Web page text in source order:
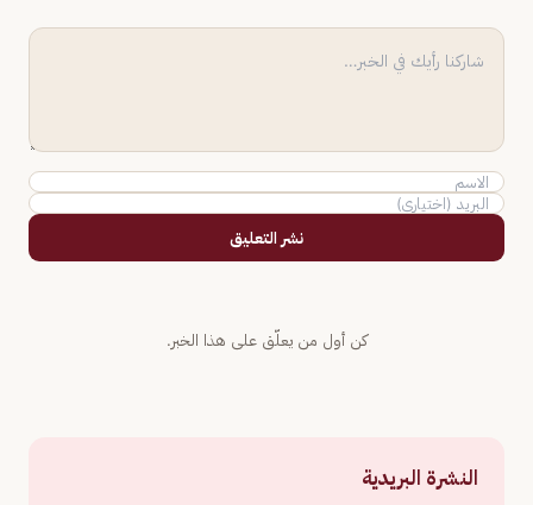
نشر التعليق
كن أول من يعلّق على هذا الخبر.
النشرة البريدية